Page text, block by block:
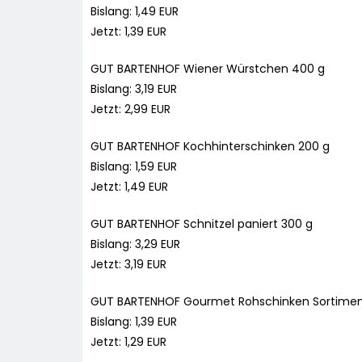
Bislang: 1,49 EUR
Jetzt: 1,39 EUR
GUT BARTENHOF Wiener Würstchen 400 g
Bislang: 3,19 EUR
Jetzt: 2,99 EUR
GUT BARTENHOF Kochhinterschinken 200 g
Bislang: 1,59 EUR
Jetzt: 1,49 EUR
GUT BARTENHOF Schnitzel paniert 300 g
Bislang: 3,29 EUR
Jetzt: 3,19 EUR
GUT BARTENHOF Gourmet Rohschinken
Bislang: 1,39 EUR
Jetzt: 1,29 EUR